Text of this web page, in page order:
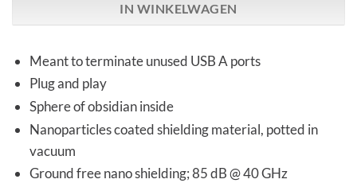
IN WINKELWAGEN
Meant to terminate unused USB A ports
Plug and play
Sphere of obsidian inside
Nanoparticles coated shielding material, potted in
vacuum
Ground free nano shielding; 85 dB @ 40 GHz